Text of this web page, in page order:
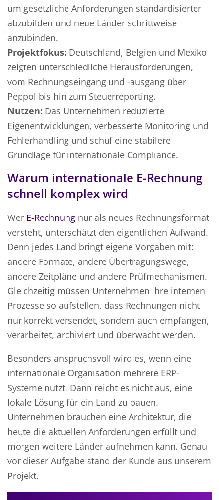
um gesetzliche Anforderungen standardisierter
abzubilden und neue Länder schrittweise
anzubinden.
Projektfokus: Deutschland, Belgien und Mexiko
zeigten unterschiedliche Herausforderungen,
vom Rechnungseingang und -ausgang über
Peppol bis hin zum Steuerreporting.
Nutzen: Das Unternehmen reduzierte
Eigenentwicklungen, verbesserte Monitoring und
Fehlerhandling und schuf eine stabilere
Grundlage für internationale Compliance.
Warum internationale E-Rechnung
schnell komplex wird
Wer E-Rechnung nur als neues Rechnungsformat
versteht, unterschätzt den eigentlichen Aufwand.
Denn jedes Land bringt eigene Vorgaben mit:
andere Formate, andere Übertragungswege,
andere Zeitpläne und andere Prüfmechanismen.
Gleichzeitig müssen Unternehmen ihre internen
Prozesse so aufstellen, dass Rechnungen nicht
nur korrekt versendet, sondern auch empfangen,
verarbeitet, archiviert und überwacht werden.
Besonders anspruchsvoll wird es, wenn eine
internationale Organisation mehrere ERP-
Systeme nutzt. Dann reicht es nicht aus, eine
lokale Lösung für ein Land zu bauen.
Unternehmen brauchen eine Architektur, die
heute die aktuellen Anforderungen erfüllt und
morgen weitere Länder aufnehmen kann. Genau
vor dieser Aufgabe stand der Kunde aus unserem
Projekt.